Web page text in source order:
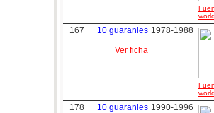
167
10 guaranies
Ver ficha
1978-1988
178
10 guaranies 1990-1996